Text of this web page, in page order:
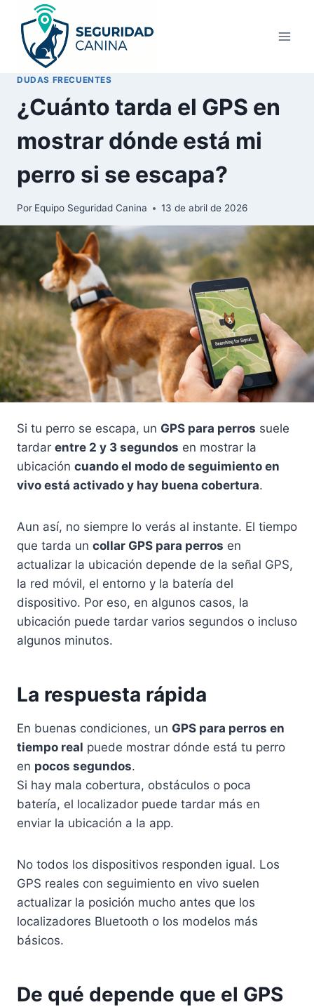
contenido
DUDAS FRECUENTES
¿Cuánto tarda el GPS en
mostrar dónde está mi
perro si se escapa?
Por Equipo Seguridad Canina 13 de abril de 2026
Si tu perro se escapa, un GPS para perros suele
tardar entre 2 y 3 segundos en mostrar la
ubicación cuando el modo de seguimiento en
vivo está activado y hay buena cobertura.
Aun así, no siempre lo verás al instante. El tiempo
que tarda un collar GPS para perros en
actualizar la ubicación depende de la señal GPS,
la red móvil, el entorno y la batería del
dispositivo. Por eso, en algunos casos, la
ubicación puede tardar varios segundos o incluso
algunos minutos.
La respuesta rápida
En buenas condiciones, un GPS para perros en
tiempo real puede mostrar dónde está tu perro
en pocos segundos.
Si hay mala cobertura, obstáculos o poca
batería, el localizador puede tardar más en
enviar la ubicación a la app.
No todos los dispositivos responden igual. Los
GPS reales con seguimiento en vivo suelen
actualizar la posición mucho antes que los
localizadores Bluetooth o los modelos más
básicos.
De qué depende que el GPS